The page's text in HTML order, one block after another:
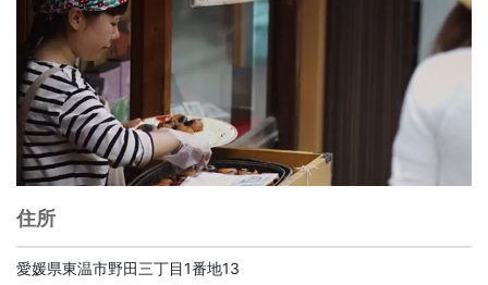
住所
愛媛県東温市野田三丁目1番地13